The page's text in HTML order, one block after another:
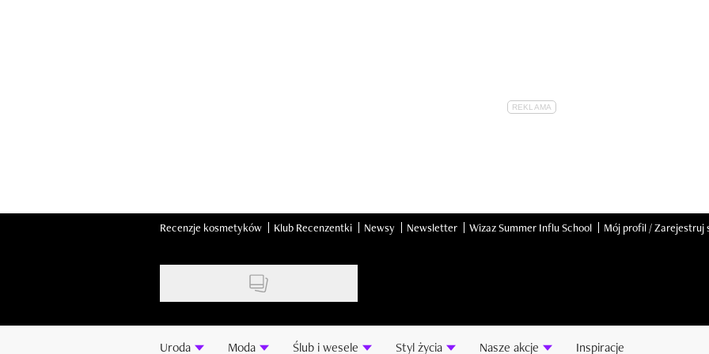
Recenzje kosmetyków Klub Recenzentki Newsy Newsletter Wizaz Summer Influ School Mój profil / Zarejestruj
Uroda Moda Ślub i wesele Styl życia Nasze akcje Inspiracje